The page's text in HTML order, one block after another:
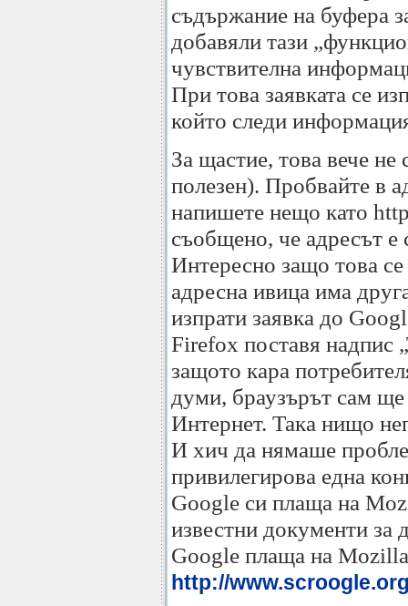
съдържание на буфера
добавяли тази
чувствителна
При това заявката се
който следи
За щастие, това вече
полезен). Пробвайте в
напишете нещо като
съобщено, че адресът е
Интересно защо това
адресна ивица има
изпрати заявка до
Firefox поставя надпис
защото кара
думи, браузърът сам
Интернет. Така нищо
И хич да нямаше
привилегирова една
Google си плаща на
известни документи за
Google плаща на
http://